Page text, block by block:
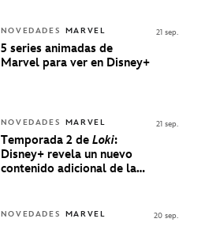
NOVEDADES MARVEL
5 series animadas de
Marvel para ver en Disney+
21 sep.
NOVEDADES MARVEL
Temporada 2 de Loki:
Disney+ revela un nuevo
contenido adicional de la
21 sep.
NOVEDADES MARVEL 20 sep.